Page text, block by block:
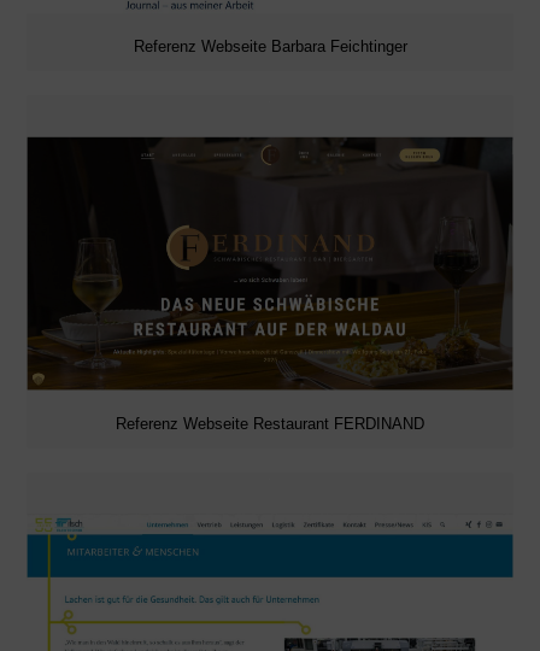
Referenz Webseite Barbara Feichtinger
Referenz Webseite Restaurant FERDINAND